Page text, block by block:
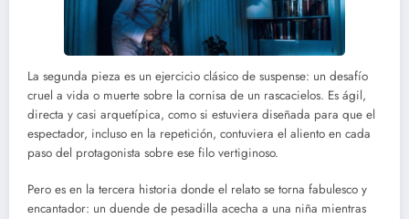
La segunda pieza es un ejercicio clásico de suspense: un desafío
cruel a vida o muerte sobre la cornisa de un rascacielos. Es ágil,
directa y casi arquetípica, como si estuviera diseñada para que el
espectador, incluso en la repetición, contuviera el aliento en cada
paso del protagonista sobre ese filo vertiginoso.
Pero es en la tercera historia donde el relato se torna fabulesco y
encantador: un duende de pesadilla acecha a una niña mientras